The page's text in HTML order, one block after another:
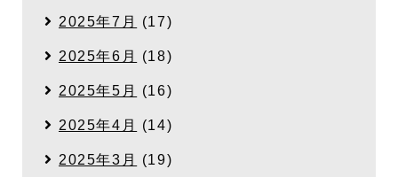
2025年7月 (17)
2025年6月 (18)
2025年5月 (16)
2025年4月 (14)
2025年3月 (19)